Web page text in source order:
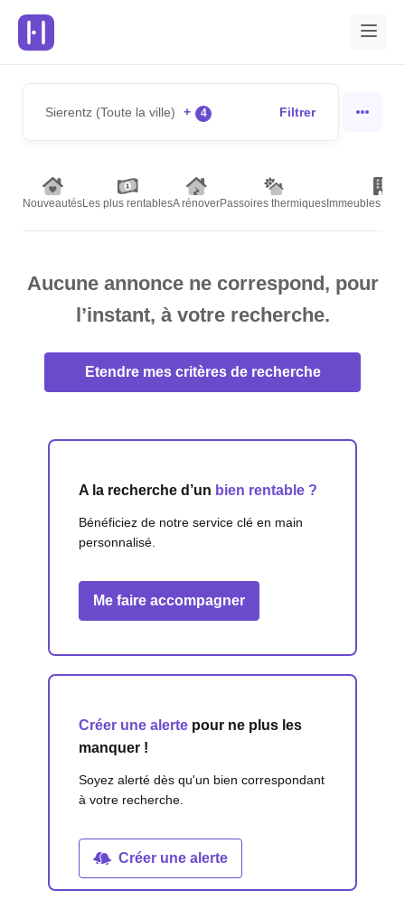
Sierentz (Toute la ville) + 4 Filtrer
NouveautésLes plus rentablesA rénoverPassoires thermiques Immeubles de
Aucune annonce ne correspond, pour
l’instant, à votre recherche.
Etendre mes critères de recherche
A la recherche d’un bien rentable ?
Bénéficiez de notre service clé en main
personnalisé.
Me faire accompagner
Créer une alerte pour ne plus les
manquer !
Soyez alerté dès qu'un bien correspondant
à votre recherche.
Créer une alerte